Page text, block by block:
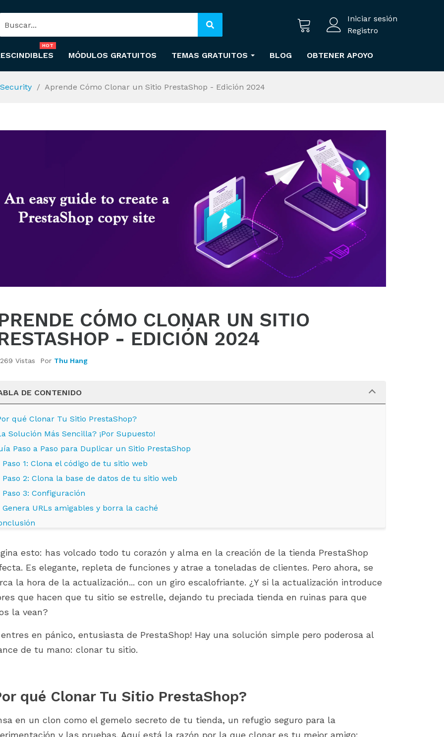
Iniciar sesión
Registro
HOT
MÓDULOS GRATUITOS TEMAS GRATUITOS BLOG OBTENER APOYO
Aprende Cómo Clonar un Sitio PrestaShop - Edición 2024
DE PRESTAHERO
PARA
2.0
se...
WHERE IS YOUR PRESTASHOP
844 visitas
Grow smarter with the right
scaling, discover what...
TOP 7 PROVEN TIPS TO GROW
FIX 500 ERROR WHEN
CÓMO CLONAR UN SITIO
- EDICIÓN 2024
Vistas Por Thu Hang
DE CONTENIDO
qué Clonar Tu Sitio PrestaShop?
Solución Más Sencilla? ¡Por Supuesto!
Paso a Paso para Duplicar un Sitio PrestaShop
Paso 1: Clona el código de tu sitio web
Paso 2: Clona la base de datos de tu sitio web
Paso 3: Configuración
Genera URLs amigables y borra la caché
esto: has volcado todo tu corazón y alma en la creación de la tienda PrestaShop
Es elegante, repleta de funciones y atrae a toneladas de clientes. Pero ahora, se
la hora de la actualización... con un giro escalofriante. ¿Y si la actualización introduce
que hacen que tu sitio se estrelle, dejando tu preciada tienda en ruinas para que
la vean?
entres en pánico, entusiasta de PrestaShop! Hay una solución simple pero poderosa al
de tu mano: clonar tu sitio.
qué Clonar Tu Sitio PrestaShop?
en un clon como el gemelo secreto de tu tienda, un refugio seguro para la
y las pruebas. Aquí está la razón por la que clonar es tu mejor amigo: